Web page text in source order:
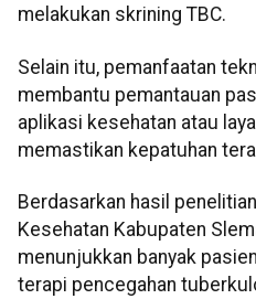
melakukan skrining TBC.
Selain itu, pemanfaatan
membantu pemantauan
aplikasi kesehatan atau
memastikan kepatuhan
Berdasarkan hasil
Kesehatan Kabupaten
menunjukkan banyak
terapi pencegahan